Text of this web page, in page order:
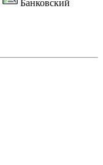
Банковский